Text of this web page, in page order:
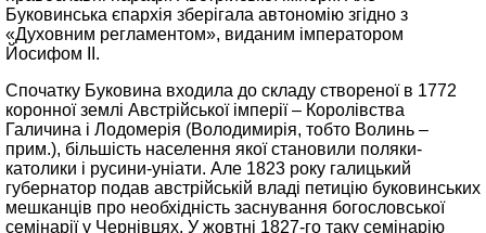
Буковинська єпархія зберігала автономію згідно з
«Духовним регламентом», виданим імператором
Йосифом II.
Спочатку Буковина входила до складу створеної в 1772
коронної землі Австрійської імперії – Королівства
Галичина і Лодомерія (Володимирія, тобто Волинь –
прим.), більшість населення якої становили поляки-
католики і русини-уніати. Але 1823 року галицький
губернатор подав австрійській владі петицію буковинських
мешканців про необхідність заснування богословської
семінарії у Чернівцях. У жовтні 1827-го таку семінарію